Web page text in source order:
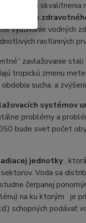
skvalitnenia
Na udržanie
využívanie vodných
rastlinných
zavlažovanie
tropickú zmenu
sucha, a
systémov
problémy a
bude svet počet
jednotky,
Voda sa
čerpanej
na ku ktorým je
schopných podávať